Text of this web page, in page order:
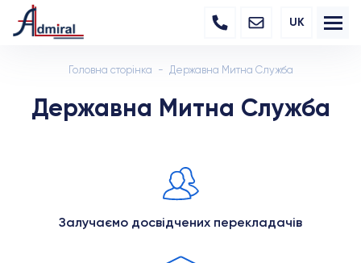
UK
Головна сторінка Державна Митна Служба
Державна Митна Служба
Залучаємо досвідчених перекладачів